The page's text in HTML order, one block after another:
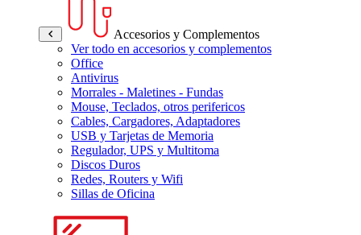
Accesorios y Complementos
Ver todo en accesorios y complementos
Office
Antivirus
Morrales - Maletines - Fundas
Mouse, Teclados, otros perifericos
Cables, Cargadores, Adaptadores
USB y Tarjetas de Memoria
Regulador, UPS y Multitoma
Discos Duros
Redes, Routers y Wifi
Sillas de Oficina